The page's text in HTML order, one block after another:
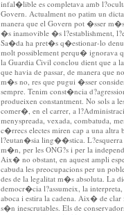
infal�lible es completava amb
Govern. Actualment no patim un
manera que el Govern pot �sser
�s inamovible �s l?establishment,
Sa�da ha pret�s q�estionar-lo
molt possiblement perqu� ignorava
la Guardia Civil conclou dient que a
que havia de passar, de manera que
m�s no, res que pugui �sser
sempre. Tenim const�ncia
produeixen constantment. No sols a
comer�, en el carrer, a
menyspreada, vexada, combatuda,
c�rrecs electes miren cap a una altra
l?eutan�sia ling��stica. L?esquerra
m�n, per les ONG?s i per la
Aix� no obstant, en aquest ampli
cabuda les preocupacions per un
des de la legalitat m�s absoluta. La
democr�cia l?assumeix, la
aboca i estira la cadena. Aix� de
s�n inescrutables. Els de